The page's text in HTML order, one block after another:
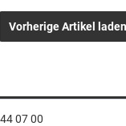
Vorherige Artikel laden
07 00